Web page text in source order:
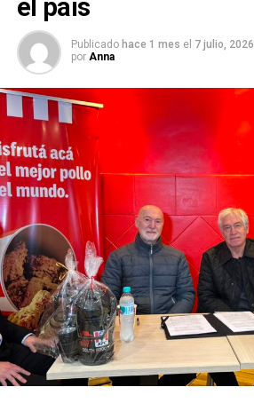
el país
Publicado hace 1 mes el 7 julio, 2026
por Anna